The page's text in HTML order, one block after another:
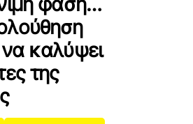
καλύψει
της